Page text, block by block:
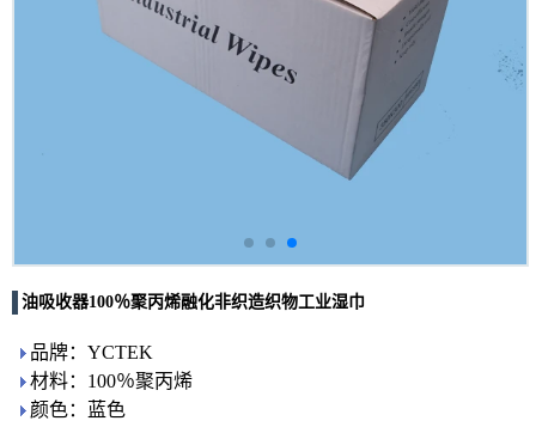
油吸收器100％聚丙烯融化非织造织物工业湿巾
品牌：YCTEK
材料：100％聚丙烯
颜色：蓝色